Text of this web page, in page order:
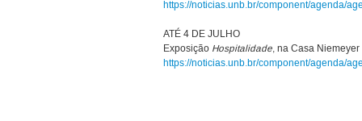
https://noticias.unb.br/component/agenda/
ATÉ 4 DE JULHO
Exposição Hospitalidade, na Casa Niemeyer
https://noticias.unb.br/component/agenda/